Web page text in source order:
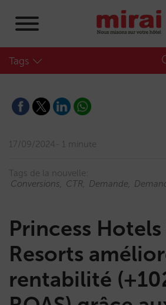
Tags
17/09/2024 1 minute
Tags de la nouvelle:
Conversions
CTR Demande
Princess Hotels
Resorts
rentabilité